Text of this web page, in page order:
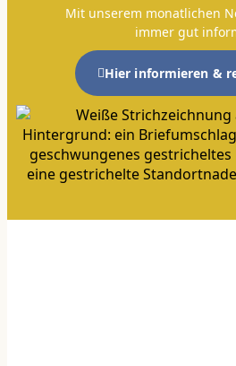
Mit unserem monatlichen
immer gut
Hier informieren &